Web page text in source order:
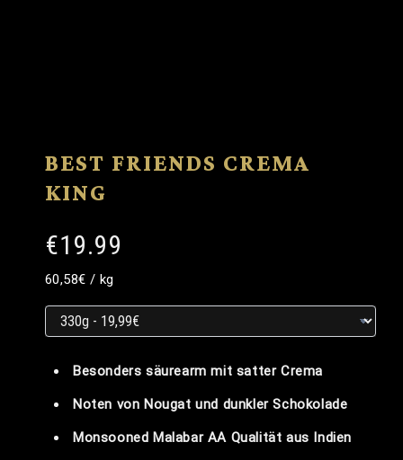
BEST FRIENDS CREMA
KING
€19.99
Grundpreis
Grundpreis
60,58€ / pro
kg
Besonders säurearm mit satter Crema
Noten von Nougat und dunkler Schokolade
Monsooned Malabar AA Qualität aus Indien